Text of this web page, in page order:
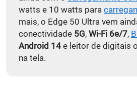
watts e 10 watts para
mais, o Edge 50 Ultra vem
conectividade 5G, Wi-Fi 6e/7,
Android 14 e leitor de digitais
na tela.